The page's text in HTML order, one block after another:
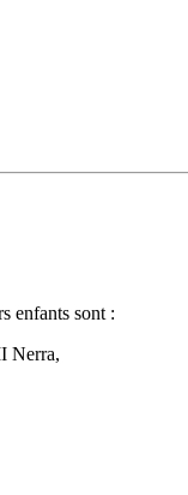
enfants sont :
Nerra,